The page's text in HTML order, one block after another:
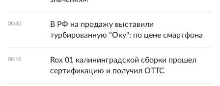
08:40
В РФ на продажу выставили
турбированную "Оку": по цене смартфона
08:10
Rox 01 калининградской сборки прошел
сертификацию и получил ОТТС